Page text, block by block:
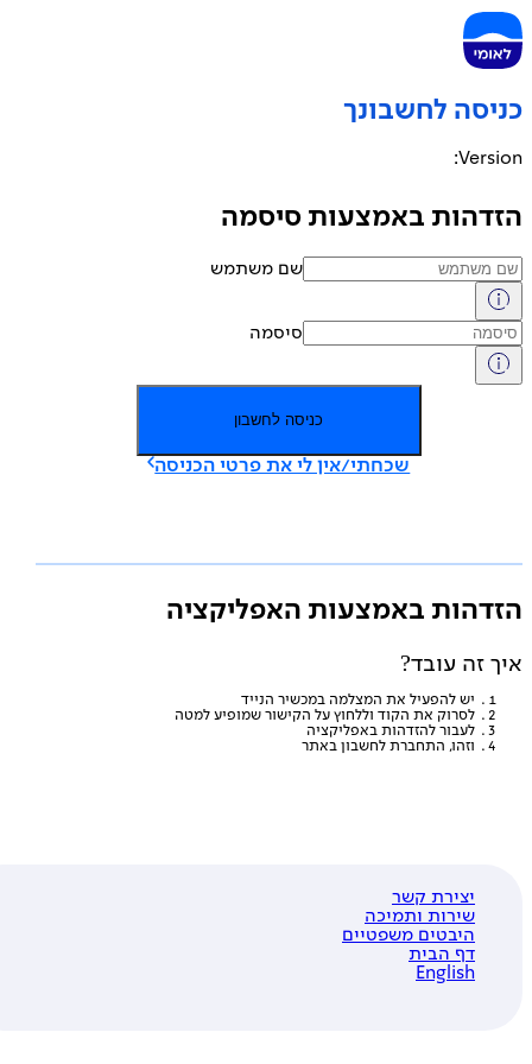
לחשבונך
באמצעות סיסמה
שם משתמש
סיסמה
כניסה לחשבון
שכחתי/אין לי את פרטי הכניסה
באמצעות האפליקציה
זה עובד?
יש להפעיל את המצלמה במכשיר הנייד
לסרוק את הקוד וללחוץ על הקישור שמופיע למטה
לעבור להזדהות באפליקציה
וזהו, התחברת לחשבון באתר
יצירת קשר
שירות ותמיכה
היבטים משפטיים
דף הבית
English